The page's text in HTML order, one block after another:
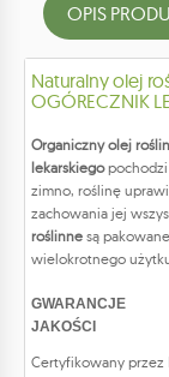
OPIS
Naturalny olej
OGÓRECZNIK
Organiczny olej
lekarskiego
zimno, roślinę
zachowania jej
roślinne są
wielokrotnego
GWARANCJE
JAKOŚCI
Certyfikowany przez